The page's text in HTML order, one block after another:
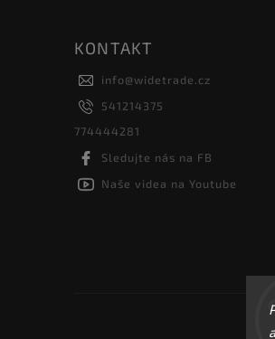
KONTAKT
info@widetrade.cz
541214375
774444281
Sledujte nás na FB
Naše videa na Youtube